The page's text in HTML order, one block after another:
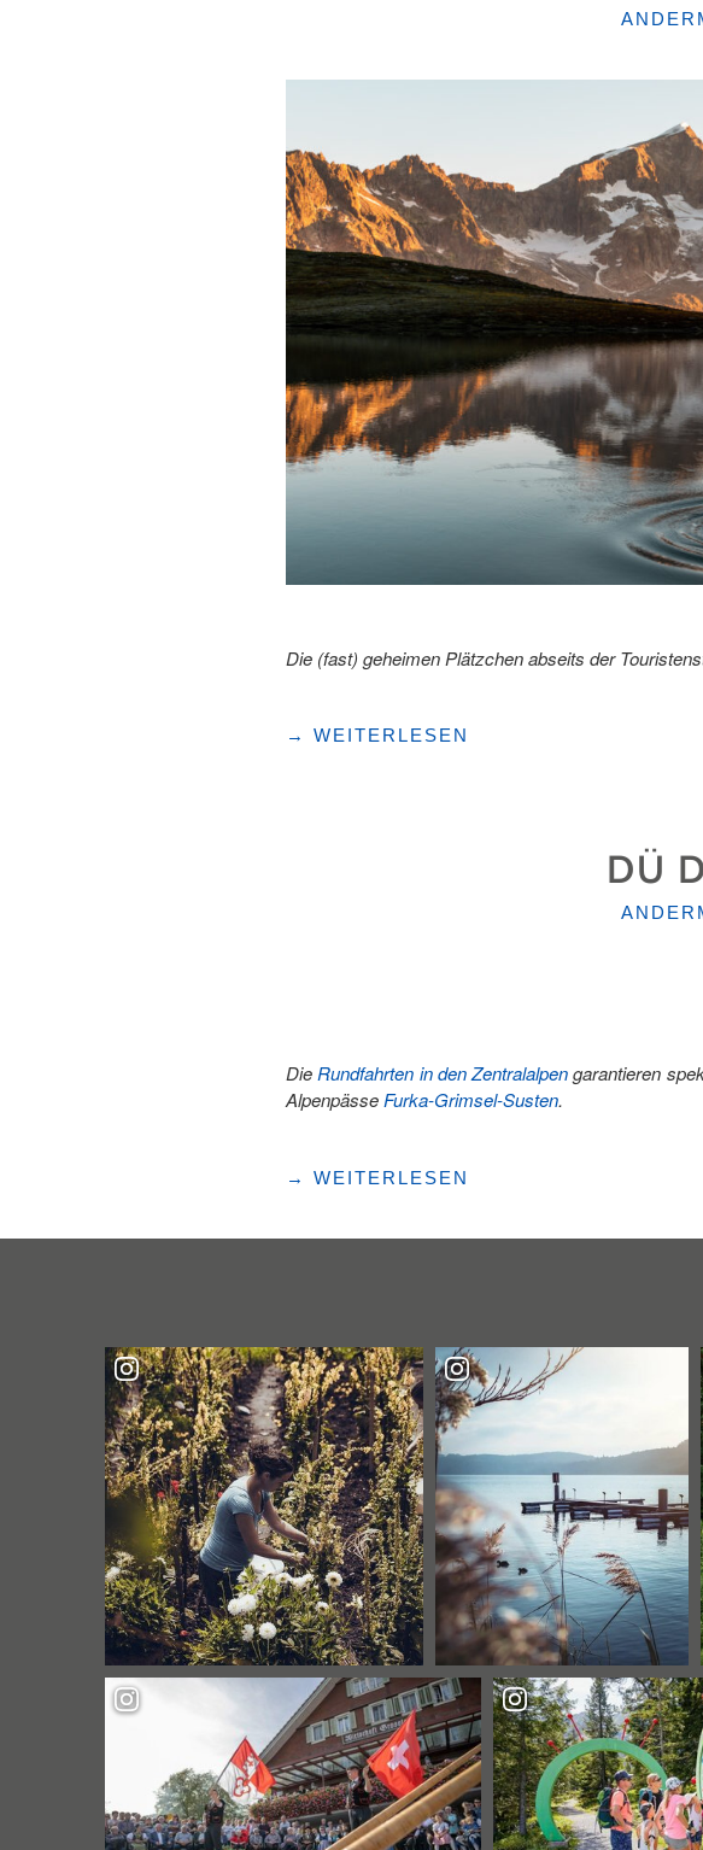
Die (fast) geheimen Plätzchen abseits der
"5
→ WEITERLESEN
DÜ
DieRundfahrten in den Zentralalpengarantieren
AlpenpässeFurka-Grimsel-Susten.
"DÜ
→ WEITERLESEN